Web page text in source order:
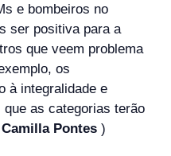
e bombeiros no
ser positiva para a
que veem problema
os
à integralidade e
as categorias terão
Pontes )